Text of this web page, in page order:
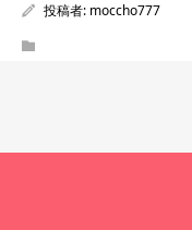
投稿者: moccho777